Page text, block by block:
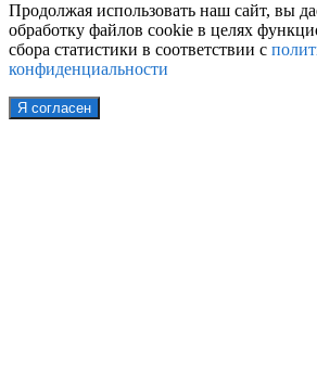
Продолжая использовать наш сайт, вы
обработку файлов cookie в целях
сбора статистики в соответствии с
конфиденциальности
Я согласен